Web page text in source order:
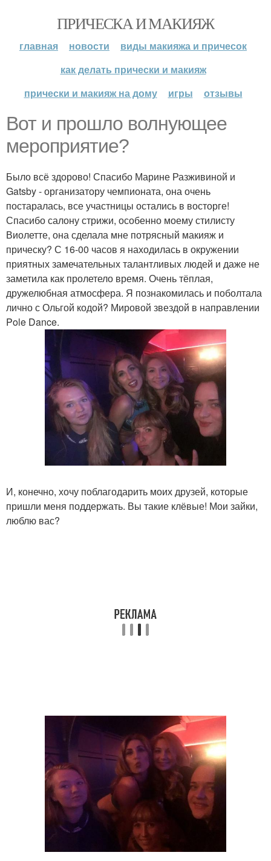
ПРИЧЕСКА И МАКИЯЖ
главная новости
виды макияжа и причесок
как делать прически и макияж
прически и макияж на дому
игры отзывы
Вот и прошло волнующее
мероприятие?
Было всё здорово! Спасибо Марине Разживиной и
Gatsby - организатору чемпионата, она очень
постаралась, все участницы остались в восторге!
Спасибо салону стрижи, особенно моему стилисту
Виолетте, она сделала мне потрясный макияж и
прическу? С 16-00 часов я находилась в окружении
приятных замечательных талантливых людей и даже не
заметила как пролетело время. Очень тёплая,
дружелюбная атмосфера. Я познакомилась и поболтала
лично с Ольгой кодой? Мировой звездой в направлении
Pole Dance.
И, конечно, хочу поблагодарить моих друзей, которые
пришли меня поддержать. Вы такие клёвые! Мои зайки,
люблю вас?